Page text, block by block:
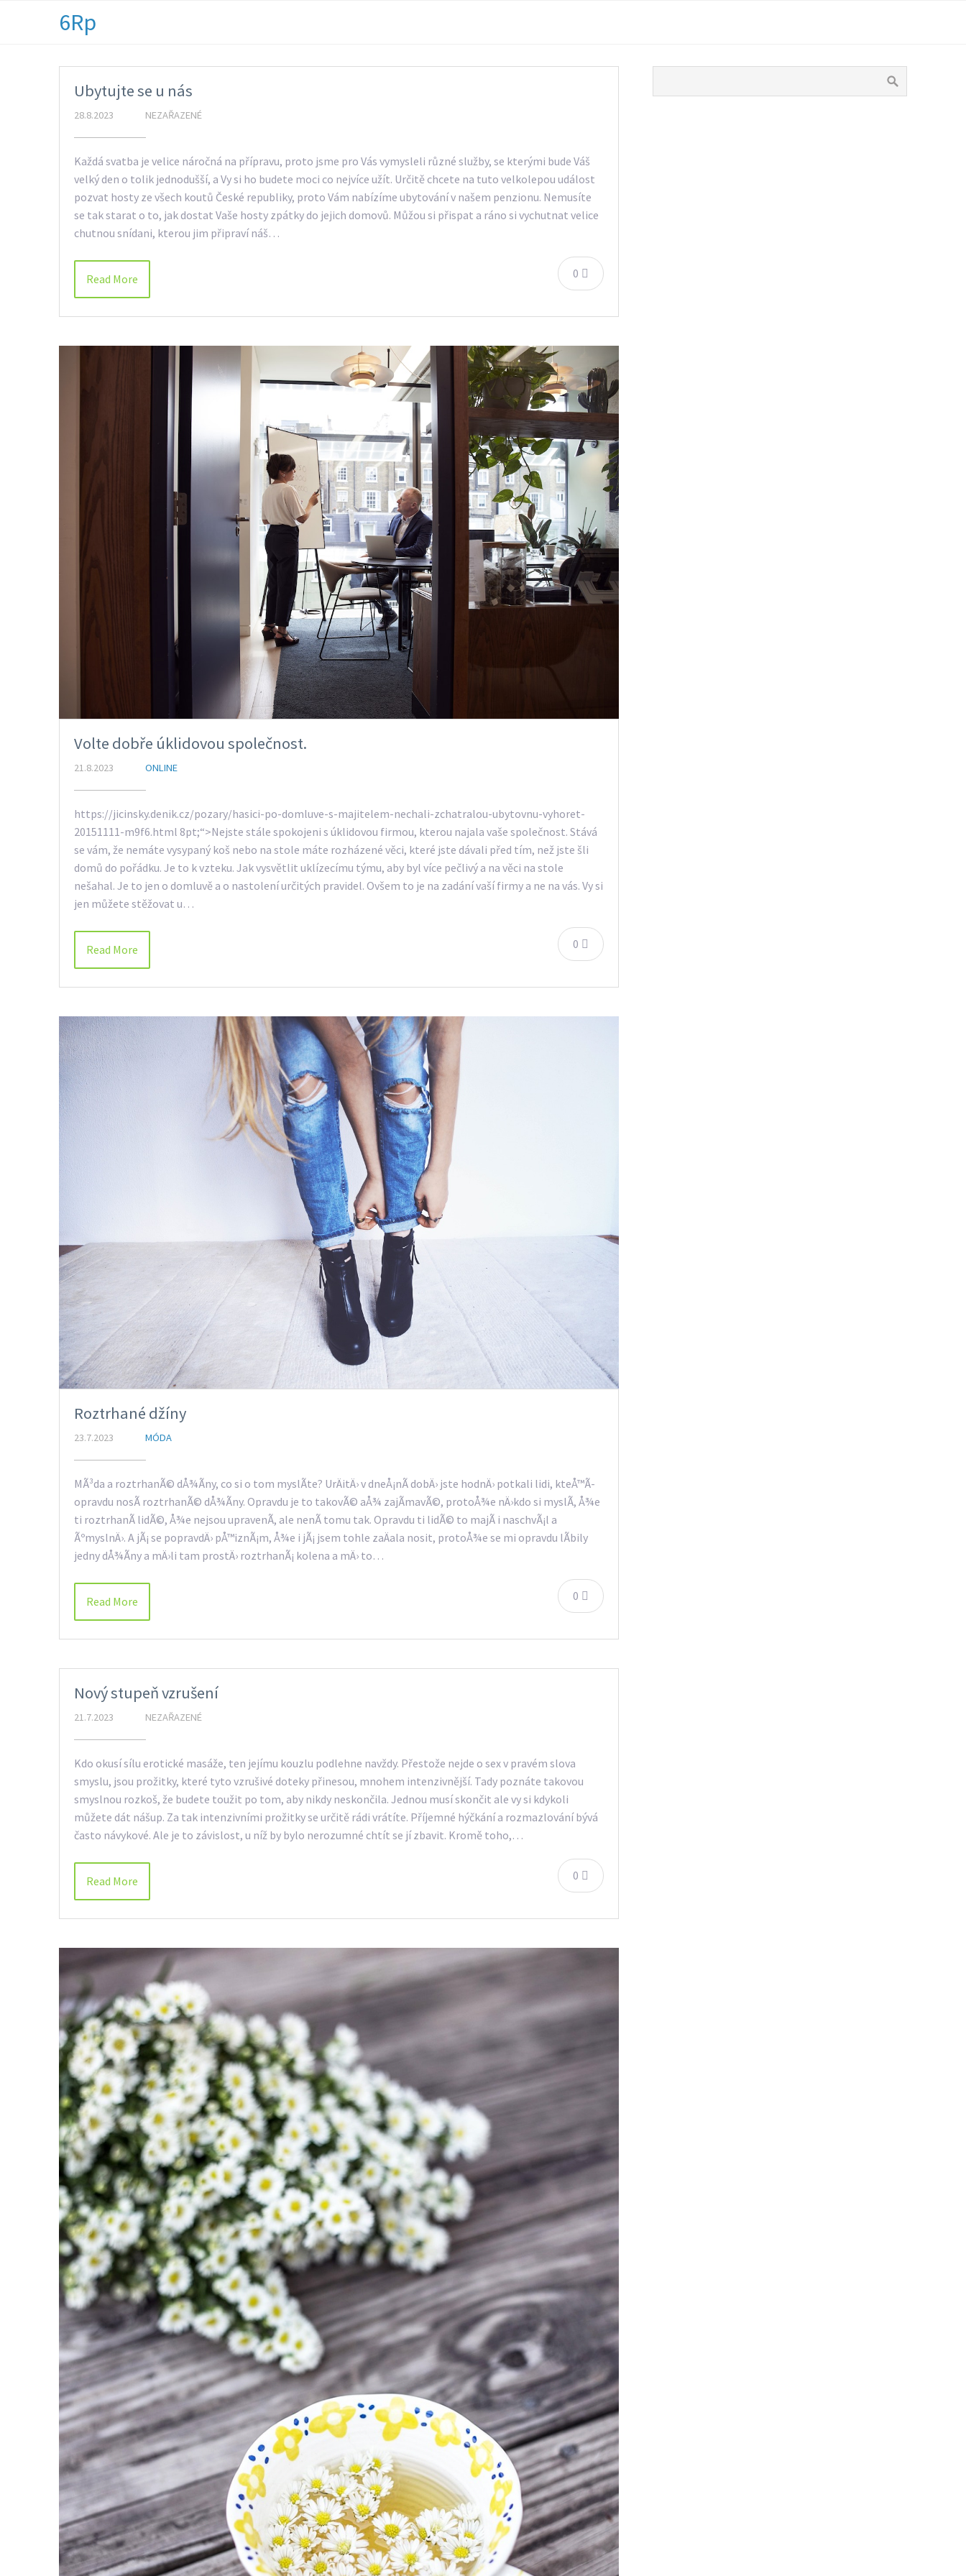
6Rp
Ubytujte se u nás
28.8.2023 NEZAŘAZENÉ
Každá svatba je velice náročná na přípravu, proto jsme pro Vás vymysleli různé služby, se kterými bude Váš
velký den o tolik jednodušší, a Vy si ho budete moci co nejvíce užít. Určitě chcete na tuto velkolepou událost
pozvat hosty ze všech koutů České republiky, proto Vám nabízíme ubytování v našem penzionu. Nemusíte
se tak starat o to, jak dostat Vaše hosty zpátky do jejich domovů. Můžou si přispat a ráno si vychutnat velice
chutnou snídani, kterou jim připraví náš…
0
Read More
Volte dobře úklidovou společnost.
21.8.2023 ONLINE
https://jicinsky.denik.cz/pozary/hasici-po-domluve-s-majitelem-nechali-zchatralou-ubytovnu-vyhoret-
20151111-m9f6.html 8pt;“>Nejste stále spokojeni s úklidovou firmou, kterou najala vaše společnost. Stává
se vám, že nemáte vysypaný koš nebo na stole máte rozházené věci, které jste dávali před tím, než jste šli
domů do pořádku. Je to k vzteku. Jak vysvětlit uklízecímu týmu, aby byl více pečlivý a na věci na stole
nešahal. Je to jen o domluvě a o nastolení určitých pravidel. Ovšem to je na zadání vaší firmy a ne na vás. Vy si
jen můžete stěžovat u…
0
Read More
Roztrhané džíny
23.7.2023 MÓDA
MÃ³da a roztrhanÃ© dÅ¾Ã­ny, co si o tom myslÃ­te? UrÄitÄ› v dneÅ¡nÃ­ dobÄ› jste hodnÄ› potkali lidi, kteÅ™Ã­
opravdu nosÃ­ roztrhanÃ© dÅ¾Ã­ny. Opravdu je to takovÃ© aÅ¾ zajÃ­mavÃ©, protoÅ¾e nÄ›kdo si myslÃ­, Å¾e
ti roztrhanÃ­ lidÃ©, Å¾e nejsou upravenÃ­, ale nenÃ­ tomu tak. Opravdu ti lidÃ© to majÃ­ i naschvÃ¡l a
ÃºmyslnÄ›. A jÃ¡ se popravdÄ› pÅ™iznÃ¡m, Å¾e i jÃ¡ jsem tohle zaÄala nosit, protoÅ¾e se mi opravdu lÃ­bily
jedny dÅ¾Ã­ny a mÄ›li tam prostÄ› roztrhanÃ¡ kolena a mÄ› to…
0
Read More
Nový stupeň vzrušení
21.7.2023 NEZAŘAZENÉ
Kdo okusí sílu erotické masáže, ten jejímu kouzlu podlehne navždy. Přestože nejde o sex v pravém slova
smyslu, jsou prožitky, které tyto vzrušivé doteky přinesou, mnohem intenzivnější. Tady poznáte takovou
smyslnou rozkoš, že budete toužit po tom, aby nikdy neskončila. Jednou musí skončit ale vy si kdykoli
můžete dát nášup. Za tak intenzivními prožitky se určitě rádi vrátíte. Příjemné hýčkání a rozmazlování bývá
často návykové. Ale je to závislost, u níž by bylo nerozumné chtít se jí zbavit. Kromě toho,…
0
Read More